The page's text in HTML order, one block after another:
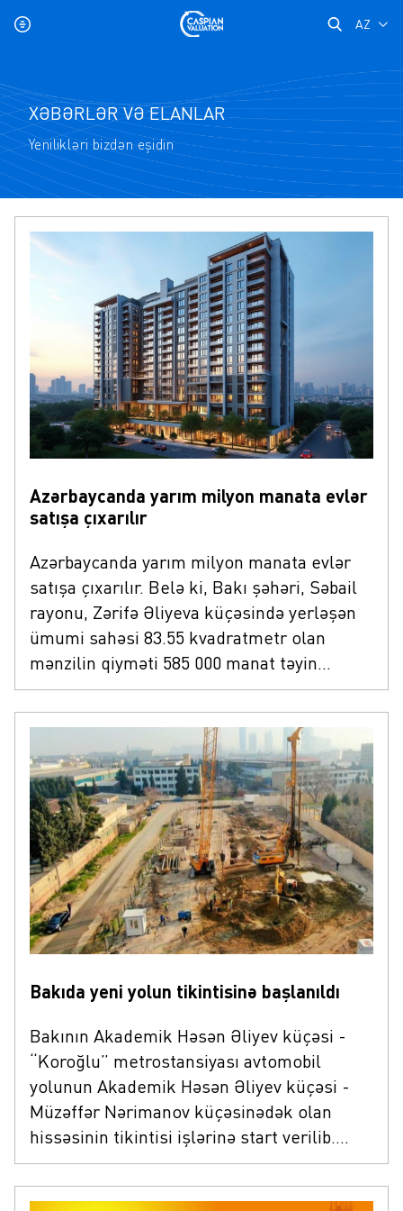
AZ
XƏBƏRLƏR VƏ ELANLAR
Yenilikləri bizdən eşidin
Azərbaycanda yarım milyon manata evlər
satışa çıxarılır
Azərbaycanda yarım milyon manata evlər
satışa çıxarılır. Belə ki, Bakı şəhəri, Səbail
rayonu, Zərifə Əliyeva küçəsində yerləşən
ümumi sahəsi 83.55 kvadratmetr olan
mənzilin qiyməti 585 000 manat təyin
olunub. Mənzil bu gün 12:00-dan etibarən
təkrar hərraca çıxarılıb. Bakı şəhəri, Nəsimi
rayonu, Bülbül prospektində yerləşən
ümumi sahəsi 218.84 kvadratmetr olan
mənzilin qiyməti isə 500 000 manat təyin
olunub. Mənzil 27 fevral 2025-ci il tarixində
saat 11:00-da hərraca çıxarılacaq. Hər iki
mənzil "Aqrarkredit" Qapalı Səhmdar
Cəmiyyəti Bank olmayan Kredit Təşkilatının
balansındadır.
Bakıda yeni yolun tikintisinə başlanıldı
Bakının Akademik Həsən Əliyev küçəsi -
“Koroğlu” metrostansiyası avtomobil
yolunun Akademik Həsən Əliyev küçəsi -
Müzəffər Nərimanov küçəsinədək olan
hissəsinin tikintisi işlərinə start verilib.
Məlumata görə, yeni yol Ziya Bünyadov və
Heydər Əliyev prospektlərinə paralel olaraq